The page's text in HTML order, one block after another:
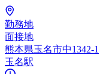
勤務地
面接地
熊本県玉名市中1342-1
玉名駅